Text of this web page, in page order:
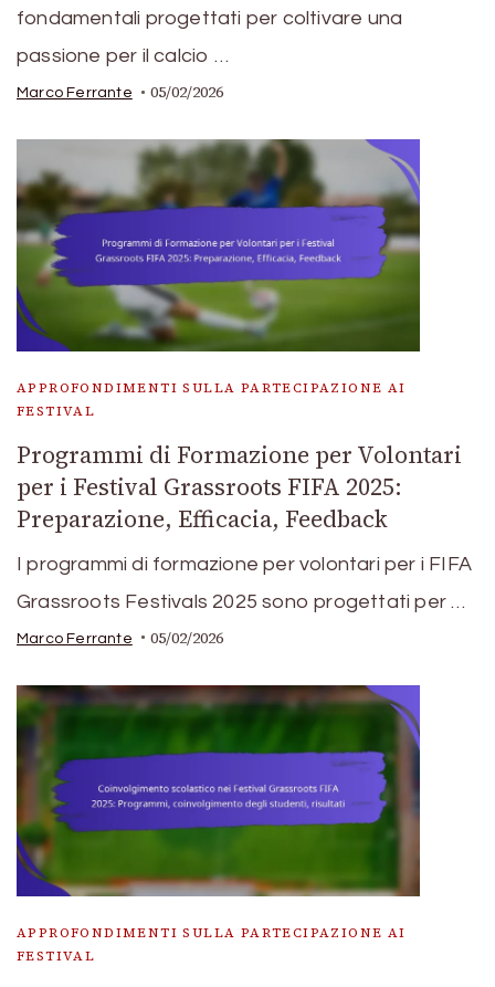
fondamentali progettati per coltivare una
passione per il calcio …
Marco Ferrante 05/02/2026
APPROFONDIMENTI SULLA PARTECIPAZIONE AI
FESTIVAL
Programmi di Formazione per Volontari
per i Festival Grassroots FIFA 2025:
Preparazione, Efficacia, Feedback
I programmi di formazione per volontari per i FIFA
Grassroots Festivals 2025 sono progettati per …
Marco Ferrante 05/02/2026
APPROFONDIMENTI SULLA PARTECIPAZIONE AI
FESTIVAL